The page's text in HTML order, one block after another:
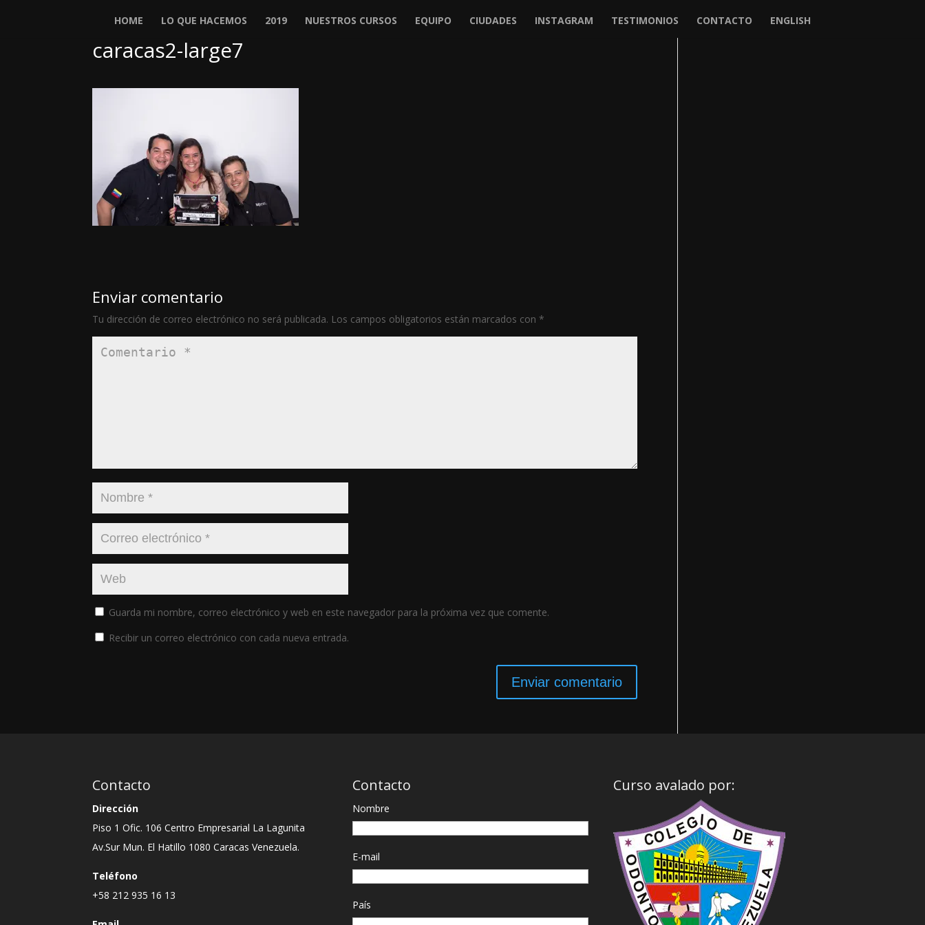
HOME LO QUE HACEMOS 2019 NUESTROS CURSOS EQUIPO CIUDADES INSTAGRAM TESTIMONIOS CONTACTO ENGLISH
caracas2-large7
Enviar comentario
Tu dirección de correo electrónico no será publicada. Los campos obligatorios están marcados con *
Guarda mi nombre, correo electrónico y web en este navegador para la próxima vez que comente.
Recibir un correo electrónico con cada nueva entrada.
Contacto
Dirección
Piso 1 Ofic. 106 Centro Empresarial La Lagunita
Av.Sur Mun. El Hatillo 1080 Caracas Venezuela.
Teléfono
+58 212 935 16 13
Contacto
Nombre
E-mail
País
Curso avalado por: